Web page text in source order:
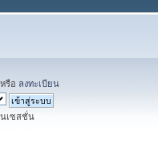
หรือ ลงทะเบียน
นเซสชั่น